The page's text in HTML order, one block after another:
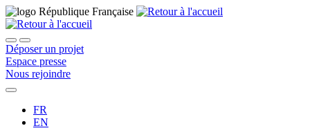
Déposer un projet
Espace presse
Nous rejoindre
FR
EN